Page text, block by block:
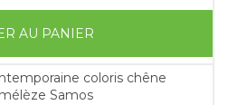
AU PANIER
coloris chêne
Samos